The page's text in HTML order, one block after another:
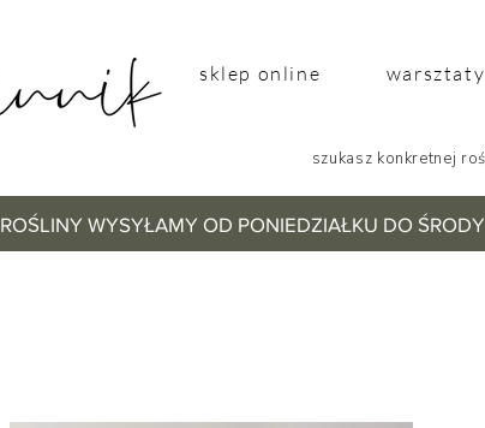
sklep online warsztaty
szukasz konkretnej
ROŚLINY WYSYŁAMY OD PONIEDZIAŁKU DO